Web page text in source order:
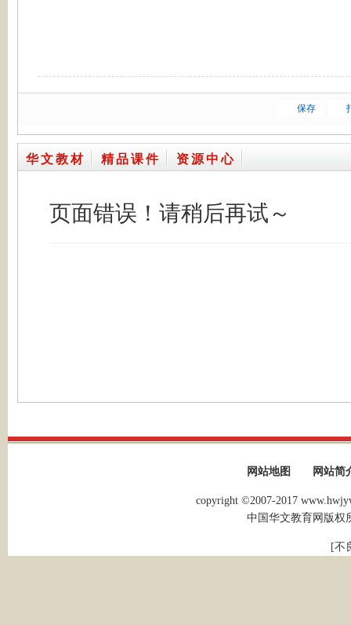
保存
华文教材 精品课件 资源中心
网站地图 网站简
copyright ©2007-2017
中国华文教育网版权
[不